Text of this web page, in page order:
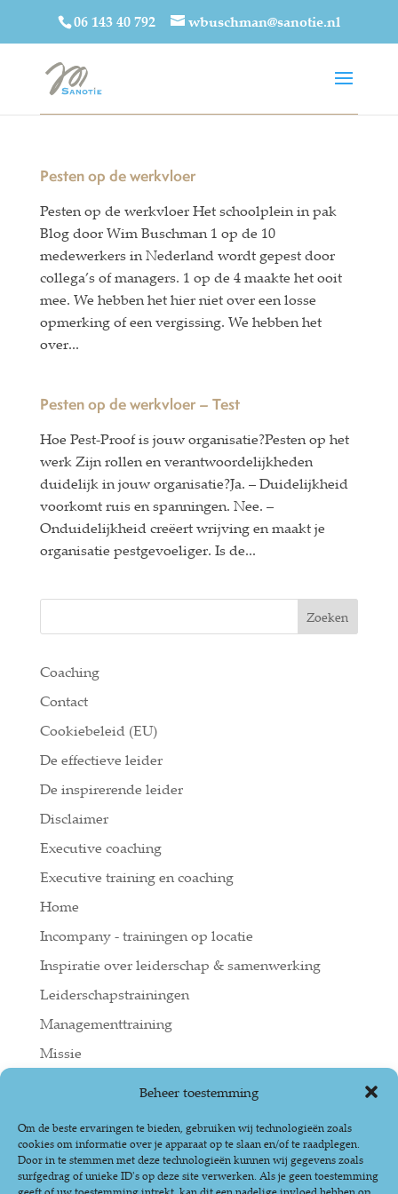
Beheer toestemming
Om de beste ervaringen te bieden, gebruiken wij technologieën zoals
cookies om informatie over je apparaat op te slaan en/of te raadplegen.
Door in te stemmen met deze technologieën kunnen wij gegevens zoals
surfgedrag of unieke ID's op deze site verwerken. Als je geen toestemming
06 143 40 792 wbuschman@sanotie.nl
Pesten op de werkvloer
Pesten op de werkvloer Het schoolplein in pak
Blog door Wim Buschman 1 op de 10
medewerkers in Nederland wordt gepest door
collega’s of managers. 1 op de 4 maakte het ooit
mee. We hebben het hier niet over een losse
opmerking of een vergissing. We hebben het
over...
Pesten op de werkvloer – Test
Hoe Pest-Proof is jouw organisatie?Pesten op het
werk Zijn rollen en verantwoordelijkheden
duidelijk in jouw organisatie?Ja. – Duidelijkheid
voorkomt ruis en spanningen. Nee. –
Onduidelijkheid creëert wrijving en maakt je
organisatie pestgevoeliger. Is de...
Zoeken
Coaching
Contact
Cookiebeleid (EU)
De effectieve leider
De inspirerende leider
Disclaimer
Executive coaching
Executive training en coaching
Home
Incompany - trainingen op locatie
Inspiratie over leiderschap & samenwerking
Leiderschapstrainingen
Managementtraining
Missie
Privacy statement
Reviews